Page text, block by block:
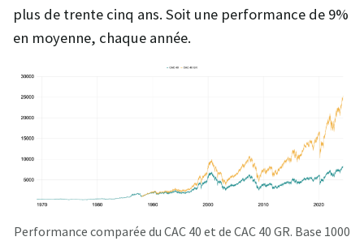
plus de trente cinq ans. Soit une performance de 9%
en moyenne, chaque année.
Performance comparée du CAC 40 et de CAC 40 GR. Base 1000